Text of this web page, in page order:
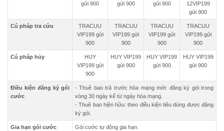
gửi 900
gửi 900
gửi 900
12VIP199
gửi 900
Cú pháp tra cứu
TRACUU
VIP199 gửi
900
TRACUU
VIP199 gửi
900
TRACUU
VIP199 gửi
900
TRACUU
VIP199 gửi
900
Cú pháp hủy
HUY
VIP199 gửi
900
HUY VIP199
gửi 900
HUY VIP199
gửi 900
HUY VIP199
gửi 900
Điều kiện đăng ký gói
cước
- Thuê bao trả trước hòa mạng mới: đăng ký gói trong
vòng 30 ngày kể từ ngày hòa mạng.
- Thuê bao hiện hữu: theo điều kiện tiêu dùng được đăng
ký gói.
Gia hạn gói cước Gói cước tự động gia hạn.